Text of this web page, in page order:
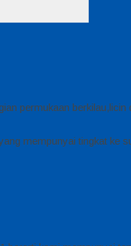
permukaan
mempunyai tingkat ke